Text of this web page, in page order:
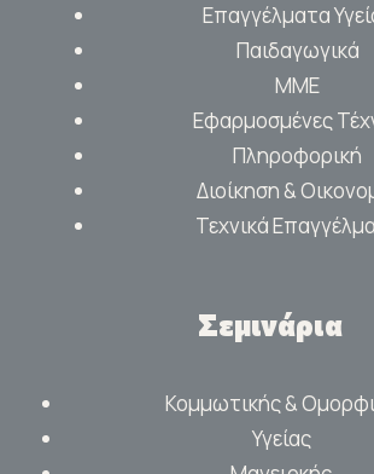
Επαγγέλματα
Παιδαγωγικά
ΜΜΕ
Εφαρμοσμένες
Πληροφορική
Διοίκηση &
Τεχνικά
Σεμινάρια
Κομμωτικής &
Υγείας